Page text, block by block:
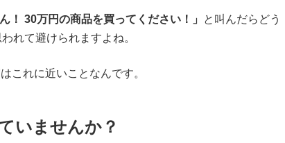
！ 30万円の商品を買ってください！」
と叫んだらどう
れて避けられますよね。
これに近いことなんです。
いませんか？